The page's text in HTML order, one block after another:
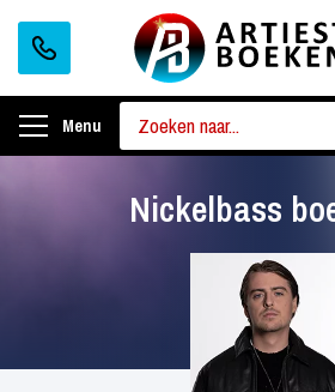
Menu
Nickelbass